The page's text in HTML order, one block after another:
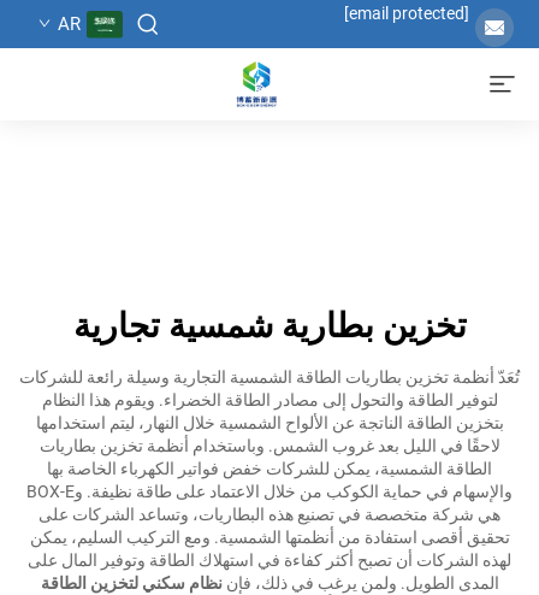
[email protected]
AR
تخزين بطارية شمسية تجارية
تُعَدّ أنظمة تخزين بطاريات الطاقة الشمسية التجارية وسيلة رائعة للشركات
لتوفير الطاقة والتحول إلى مصادر الطاقة الخضراء. ويقوم هذا النظام
بتخزين الطاقة الناتجة عن الألواح الشمسية خلال النهار، ليتم استخدامها
لاحقًا في الليل بعد غروب الشمس. وباستخدام أنظمة تخزين بطاريات
الطاقة الشمسية، يمكن للشركات خفض فواتير الكهرباء الخاصة بها
والإسهام في حماية الكوكب من خلال الاعتماد على طاقة نظيفة. وBOX-E
هي شركة متخصصة في تصنيع هذه البطاريات، وتساعد الشركات على
تحقيق أقصى استفادة من أنظمتها الشمسية. ومع التركيب السليم، يمكن
لهذه الشركات أن تصبح أكثر كفاءة في استهلاك الطاقة وتوفير المال على
المدى الطويل. ولمن يرغب في ذلك، فإننظام سكني لتخزين الطاقة